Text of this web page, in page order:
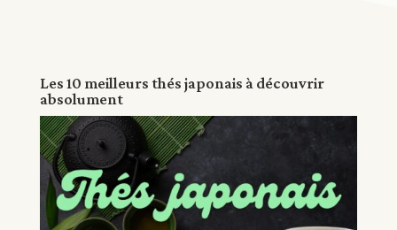
Les 10 meilleurs thés japonais à découvrir
absolument